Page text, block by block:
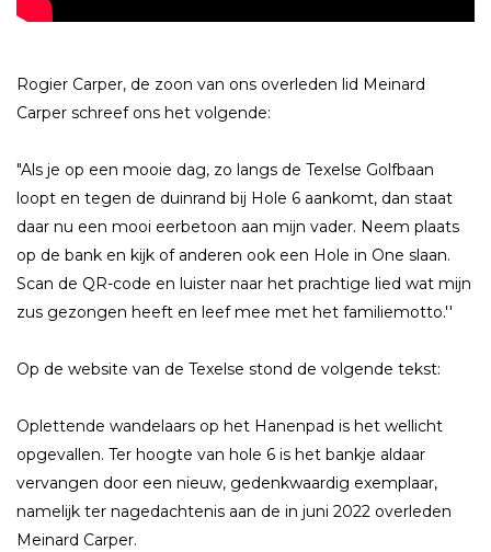
Rogier Carper, de zoon van ons overleden lid Meinard
Carper schreef ons het volgende:
"Als je op een mooie dag, zo langs de Texelse Golfbaan
loopt en tegen de duinrand bij Hole 6 aankomt, dan staat
daar nu een mooi eerbetoon aan mijn vader. Neem plaats
op de bank en kijk of anderen ook een Hole in One slaan.
Scan de QR-code en luister naar het prachtige lied wat mijn
zus gezongen heeft en leef mee met het familiemotto.''
Op de website van de Texelse stond de volgende tekst:
Oplettende wandelaars op het Hanenpad is het wellicht
opgevallen. Ter hoogte van hole 6 is het bankje aldaar
vervangen door een nieuw, gedenkwaardig exemplaar,
namelijk ter nagedachtenis aan de in juni 2022 overleden
Meinard Carper.